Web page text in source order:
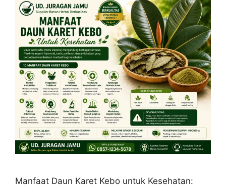
Manfaat Daun Karet Kebo untuk Kesehatan: